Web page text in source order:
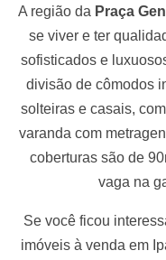
A região da Praça
se viver e ter
sofisticados e
divisão de cômodos
solteiras e casais,
varanda com
coberturas são de
vaga na
Se você ficou
imóveis à venda em